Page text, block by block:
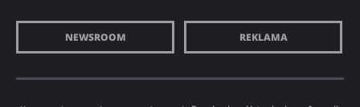
NEWSROOM REKLAMA